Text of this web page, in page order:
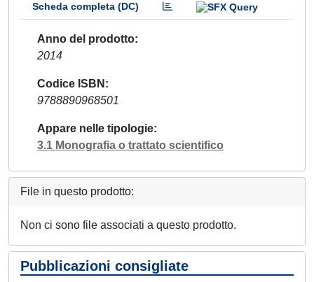
Scheda completa (DC)
Anno del prodotto
2014
Codice ISBN
9788890968501
Appare nelle tipologie
3.1 Monografia o trattato scientifico
File in questo prodotto:
Non ci sono file associati a questo prodotto.
Pubblicazioni consigliate